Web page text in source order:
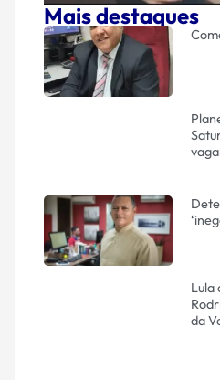
Mais destaques
Lula
da